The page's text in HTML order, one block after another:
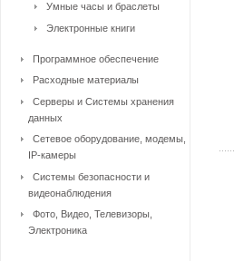
Умные часы и браслеты
Электронные книги
Программное обеспечение
Расходные материалы
Серверы и Системы хранения
данных
Сетевое оборудование, модемы,
IP-камеры
Системы безопасности и
видеонаблюдения
Фото, Видео, Телевизоры,
Электроника